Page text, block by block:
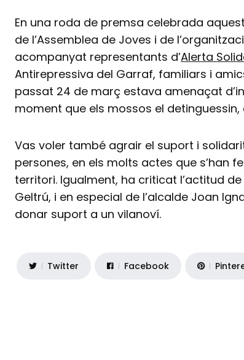
En una roda de premsa celebrada
de l’Assemblea de Joves i de
acompanyat representants d’Alerta
Antirepressiva del Garraf, familiars i
passat 24 de març estava amenaçat
moment que els mossos el
Vas voler també agrair el suport i
persones, en els molts actes que s’han
territori. Igualment, ha criticat l’actitud
Geltrú, i en especial de l’alcalde Joan
donar suport a un vilanoví.
Twitter Facebook